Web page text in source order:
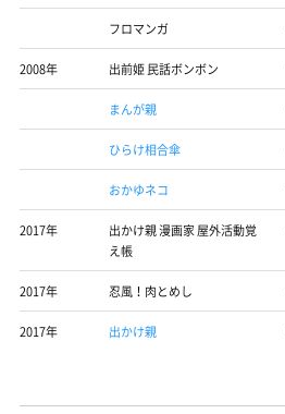
フロマンガ
2008年 出前姫 民話ボンボン
まんが親
ひらけ相合傘
おかゆネコ
2017年
出かけ親 漫画家 屋外活動覚
え帳
2017年 忍風！肉とめし
2017年 出かけ親